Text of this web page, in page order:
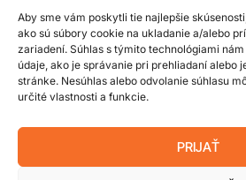
Aby sme vám poskytli tie najlepšie
ako sú súbory cookie na ukladanie a/alebo
zariadení. Súhlas s týmito technológiami
údaje, ako je správanie pri prehliadaní alebo
stránke. Nesúhlas alebo odvolanie súhlasu
určité vlastnosti a funkcie.
PRIJAŤ